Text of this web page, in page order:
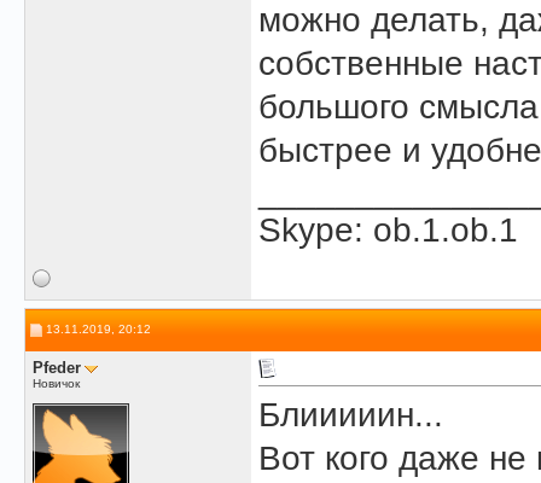
можно делать,
собственные
большого смысла
быстрее и
Skype: ob.1.ob.1
13.11.2019, 20:12
Pfeder
Новичок
Блииииин...
Вот кого даже не